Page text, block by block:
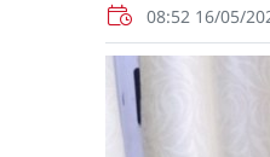
08:52 16/05/